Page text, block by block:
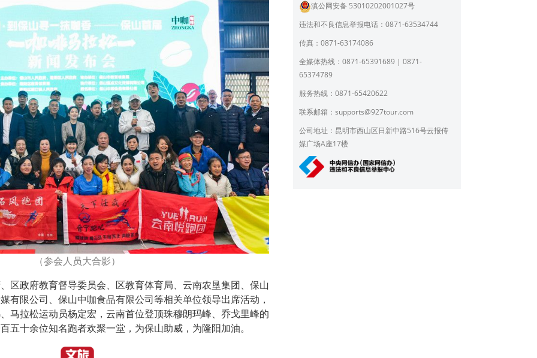
（参会人员大合影）
区政府教育督导委员会、区教育体育局、云南农垦集团、保山
有限公司、保山中咖食品有限公司等相关单位领导出席活动，
马拉松运动员杨定宏，云南首位登顶珠穆朗玛峰、乔戈里峰的
五十余位知名跑者欢聚一堂，为保山助威，为隆阳加油。
青海省文化和旅游厅
宁夏回族自治区文化和旅
北京市文旅局
上海市文化和旅游局
员会
滇公网安备 53010202001027号
违法和不良信息举报电话：0871-63534744
传真：0871-63174086
全媒体热线：0871-65391689 | 0871-
65374789
服务热线：0871-65420622
联系邮箱： supports@927tour.com
公司地址：昆明市西山区日新中路516号云报传
媒广场A座17楼